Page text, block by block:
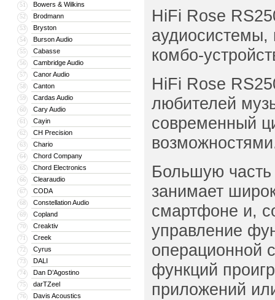
51 Bowers & Wilkins
52 Brodmann
53 Bryston
54 Burson Audio
55 Cabasse
56 Cambridge Audio
57 Canor Audio
58 Canton
59 Cardas Audio
60 Cary Audio
61 Cayin
62 CH Precision
63 Chario
64 Chord Company
65 Chord Electronics
66 Clearaudio
67 CODA
68 Constellation Audio
69 Copland
70 Creaktiv
71 Creek
72 Cyrus
73 DALI
74 Dan D’Agostino
75 darTZeel
76 Davis Acoustics
HiFi Rose
комбо-
HiFi Rose
любителей
современный
Большую
занимает
смартфоне и,
управление
операционной
функций
приложений